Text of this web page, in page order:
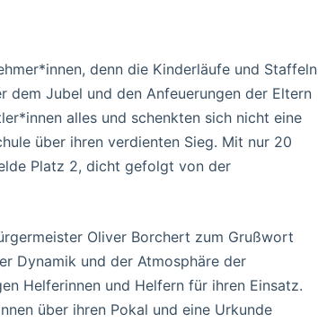
denn die Kinderläufe und Staffeln
dem Jubel und den Anfeuerungen der Eltern
alles und schenkten sich nicht eine
über ihren verdienten Sieg. Mit nur 20
Platz 2, dicht gefolgt von der
Oliver Borchert zum Grußwort
Dynamik und der Atmosphäre der
Helferinnen und Helfern für ihren Einsatz.
über ihren Pokal und eine Urkunde